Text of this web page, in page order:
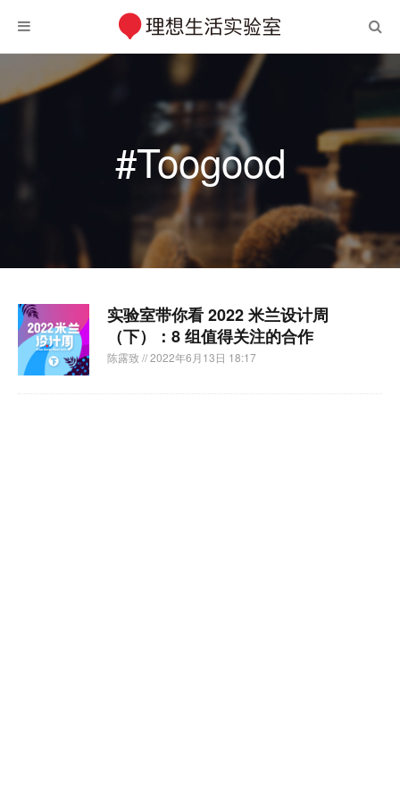
#Toogood
实验室带你看 2022 米兰设计周
（下）：8 组值得关注的合作
陈露致// 2022年6月13日 18:17